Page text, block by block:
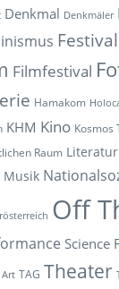
Denkmal Denkmäler
Festival
Filmfestival
Hamakom
KHM Kino Kosmos
Raum Literatur
Musik
Off
Science
Art TAG Theater